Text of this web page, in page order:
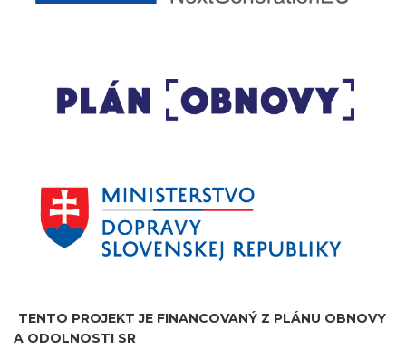
TENTO PROJEKT JE FINANCOVANÝ Z PLÁNU OBNOVY
A ODOLNOSTI SR